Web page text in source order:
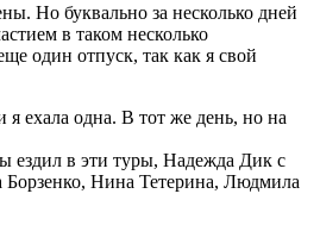
Но буквально за несколько дней
в таком несколько
один отпуск, так как я свой
ехала одна. В тот же день, но на
ездил в эти туры, Надежда Дик с
Нина Тетерина, Людмила